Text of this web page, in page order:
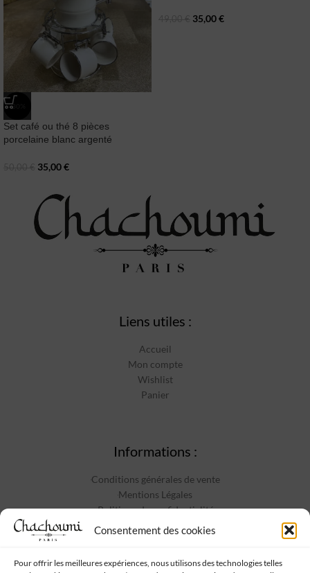
Consentement des cookies
Pour offrir les meilleures expériences, nous utilisons des technologies telles
-30%
Set café ou thé 8 pièces
porcelaine blanc argenté
35,00€
35,00€
Liens utiles :
Accueil
Mon compte
Wishlist
Panier
Informations :
Conditions générales de vente
Mentions Légales
Politique de confidentialité
Contact